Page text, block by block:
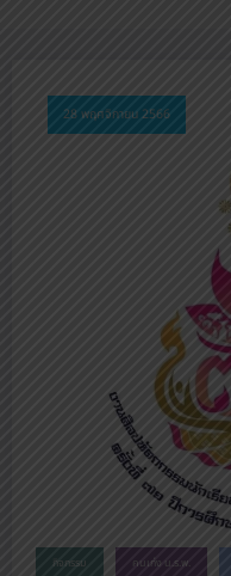
28 พฤศจิกายน 2566
กิจกรรม คนเก่ง น.ร.พ.